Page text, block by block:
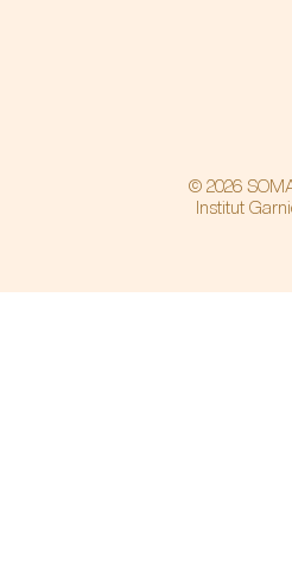
© 2026
Institut